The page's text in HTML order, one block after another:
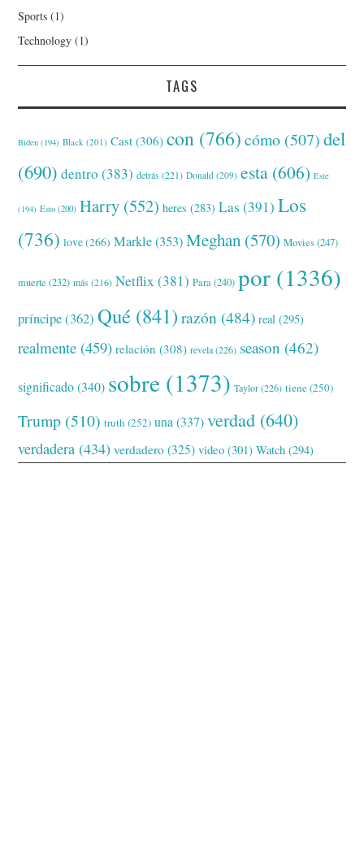
Sports (1)
Technology (1)
TAGS
Biden (194) Black (201) Cast (306) con (766) cómo (507) del
(690) dentro (383) detrás (221) Donald (209) esta (606) Este
(194) Esto (200) Harry (552) heres (283) Las (391) Los
(736) love(266) Markle(353) Meghan (570) Movies(247)
muerte (232) más (216) Netflix (381) Para(240) por (1336)
príncipe(362) Qué (841) razón (484) real (295)
realmente (459) relación (308) revela(226) season (462)
significado(340) sobre (1373) Taylor(226) tiene(250)
Trump (510) truth (252) una (337) verdad (640)
verdadera (434) verdadero (325) video (301) Watch (294)